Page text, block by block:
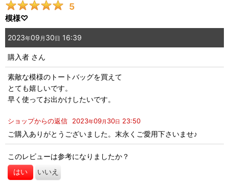
5
模様♡
2023年09 月 30日 16:39
購入者 さん
素敵な模様のトートバッグを買えて
とても嬉しいです。
早く使ってお出かけしたいです。
ショップからの返信 2023年09月 30日 23:50
ご購入ありがとうございました。末永くご愛用下さいませ♪
このレビューは参考になりましたか？
はい いいえ